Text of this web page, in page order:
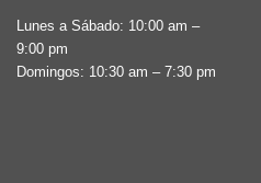
Lunes a Sábado: 10:00 am –
9:00 pm
Domingos: 10:30 am – 7:30 pm